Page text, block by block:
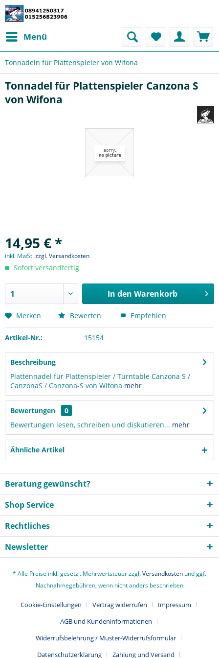
Menü
Tonnadeln für Plattenspieler von Wifona
Tonnadel für Plattenspieler Canzona S
von Wifona
14,95 € *
inkl. MwSt.zzgl. Versandkosten
Sofort versandfertig
In den Warenkorb
Merken Bewerten Empfehlen
Artikel-Nr.: 15154
Beschreibung
Plattennadel für Plattenspieler / Turntable Canzona S /
CanzonaS / Canzona-S von Wifona mehr
Bewertungen
0
Bewertungen lesen, schreiben und diskutieren... mehr
Ähnliche Artikel
Beratung gewünscht?
Shop Service
Rechtliches
Newsletter
* Alle Preise inkl. gesetzl. Mehrwertsteuer zzgl.Versandkosten und ggf.
Nachnahmegebühren, wenn nicht anders beschrieben
Cookie-Einstellungen Vertrag widerrufen
Impressum
AGB und Kundeninformationen
Widerrufsbelehrung / Muster-Widerrufsformular
Datenschutzerklärung
Zahlung und Versand